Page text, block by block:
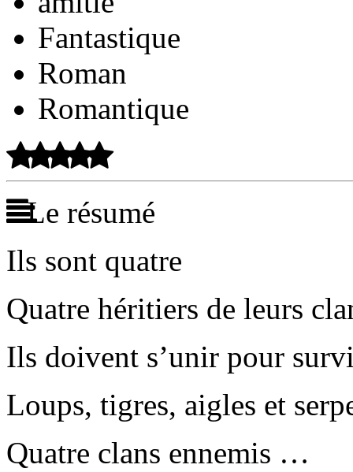
Fantastique
Roman
Romantique
Le résumé
Ils sont quatre
Quatre héritiers de leurs
Ils doivent s’unir pour
Loups, tigres, aigles et
Quatre clans ennemis …